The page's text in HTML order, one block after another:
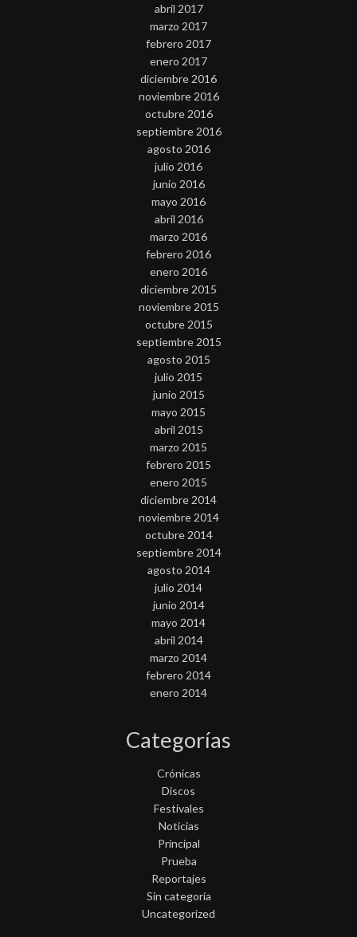
abril 2017
marzo 2017
febrero 2017
enero 2017
diciembre 2016
noviembre 2016
octubre 2016
septiembre 2016
agosto 2016
julio 2016
junio 2016
mayo 2016
abril 2016
marzo 2016
febrero 2016
enero 2016
diciembre 2015
noviembre 2015
octubre 2015
septiembre 2015
agosto 2015
julio 2015
junio 2015
mayo 2015
abril 2015
marzo 2015
febrero 2015
enero 2015
diciembre 2014
noviembre 2014
octubre 2014
septiembre 2014
agosto 2014
julio 2014
junio 2014
mayo 2014
abril 2014
marzo 2014
febrero 2014
enero 2014
Categorías
Crónicas
Discos
Festivales
Noticias
Principal
Prueba
Reportajes
Sin categoría
Uncategorized